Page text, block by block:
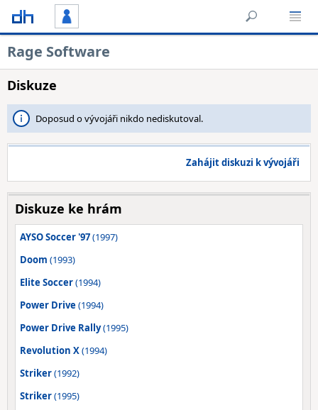
Rage Software
Diskuze
Doposud o vývojáři nikdo nediskutoval.
Zahájit diskuzi k vývojáři
Diskuze ke hrám
AYSO Soccer '97(1997)
Doom (1993)
Elite Soccer(1994)
Power Drive(1994)
Power Drive Rally(1995)
Revolution X(1994)
Striker(1992)
Striker(1995)